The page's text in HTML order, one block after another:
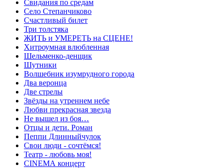
Свидания по средам
Село Степанчиково
Счастливый билет
Три толстяка
ЖИТЬ и УМЕРЕТЬ на СЦЕНЕ!
Хитроумная влюбленная
Шельменко-денщик
Шутники
Волшебник изумрудного города
Два веронца
Две стрелы
Звёзды на утреннем небе
Любви прекрасная звезда
Не вышел из боя…
Отцы и дети. Роман
Пеппи Длинныйчулок
Свои люди - сочтёмся!
Театр - любовь моя!
СINЕМА концерт